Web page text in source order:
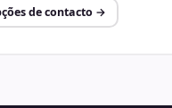
de contacto →